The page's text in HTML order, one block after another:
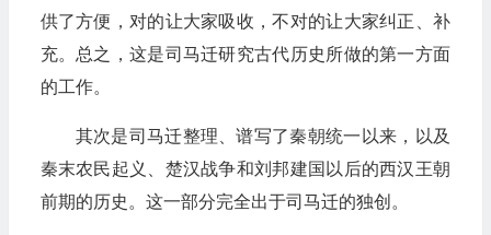
供了方便，对的让大家吸收，不对的让大家纠正、补
充。总之，这是司马迁研究古代历史所做的第一方面
的工作。
其次是司马迁整理、谱写了秦朝统一以来，以及
秦末农民起义、楚汉战争和刘邦建国以后的西汉王朝
前期的历史。这一部分完全出于司马迁的独创。